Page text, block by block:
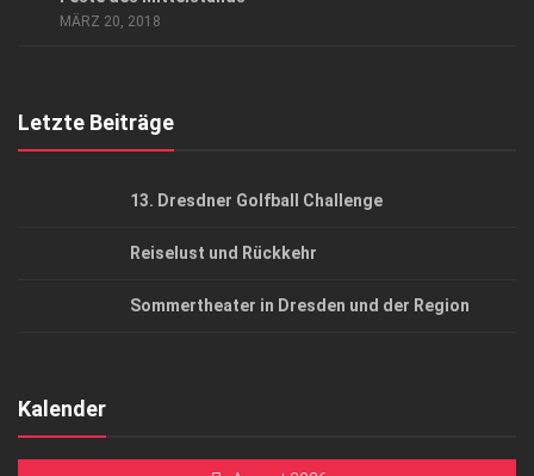
MÄRZ 20, 2018
Letzte Beiträge
13. Dresdner Golfball Challenge
Reiselust und Rückkehr
Sommertheater in Dresden und der Region
Kalender